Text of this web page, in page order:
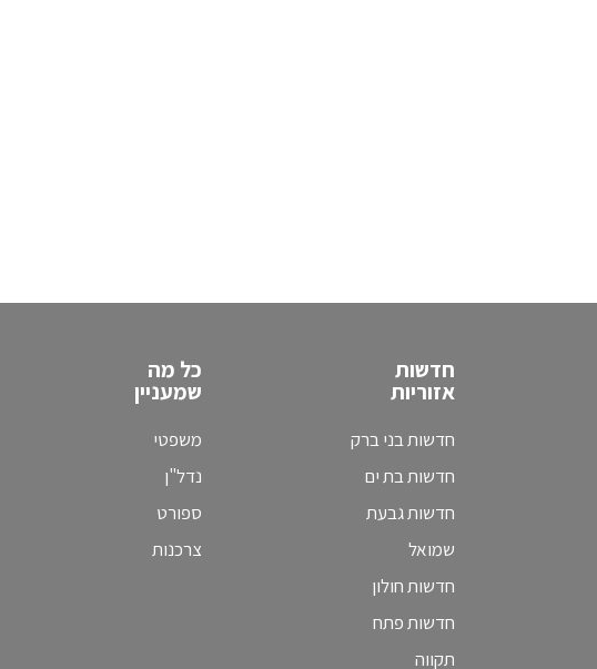
חדשות
אזוריות
חדשות בני ברק
חדשות בת ים
חדשות גבעת
שמואל
חדשות חולון
חדשות פתח
תקווה
כל מה
שמעניין
משפטי
נדל"ן
ספורט
צרכנות